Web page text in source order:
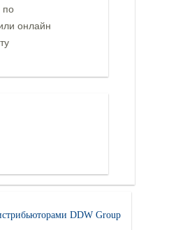
по
онлайн
DDW Group